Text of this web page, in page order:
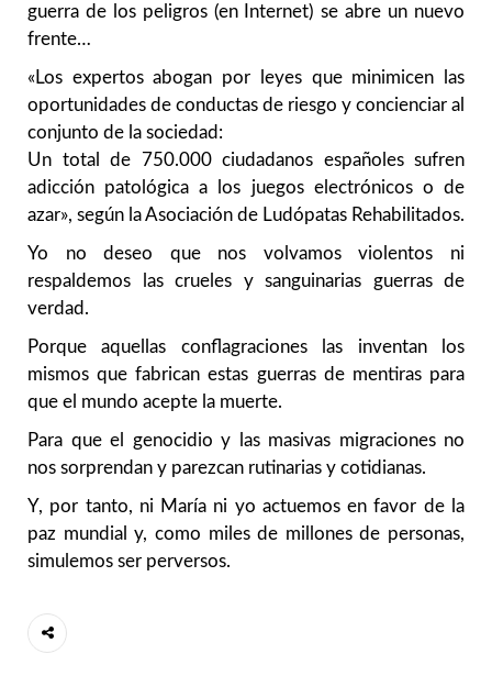
guerra de los peligros (en Internet) se abre un nuevo
frente…
«Los expertos abogan por leyes que minimicen las
oportunidades de conductas de riesgo y concienciar al
conjunto de la sociedad:
Un total de 750.000 ciudadanos españoles sufren
adicción patológica a los juegos electrónicos o de
azar», según la Asociación de Ludópatas Rehabilitados.
Yo no deseo que nos volvamos violentos ni
respaldemos las crueles y sanguinarias guerras de
verdad.
Porque aquellas conflagraciones las inventan los
mismos que fabrican estas guerras de mentiras para
que el mundo acepte la muerte.
Para que el genocidio y las masivas migraciones no
nos sorprendan y parezcan rutinarias y cotidianas.
Y, por tanto, ni María ni yo actuemos en favor de la
paz mundial y, como miles de millones de personas,
simulemos ser perversos.